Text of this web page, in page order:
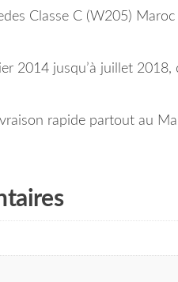
Classe C (W205)
2014 jusqu’à juillet
rapide partout au